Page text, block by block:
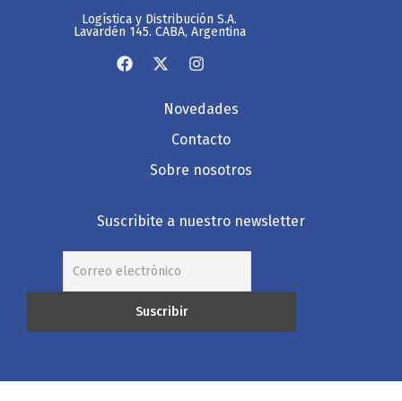
Logística y Distribución S.A.
Lavardén 145. CABA, Argentina
Novedades
Contacto
Sobre nosotros
Suscribite a nuestro newsletter